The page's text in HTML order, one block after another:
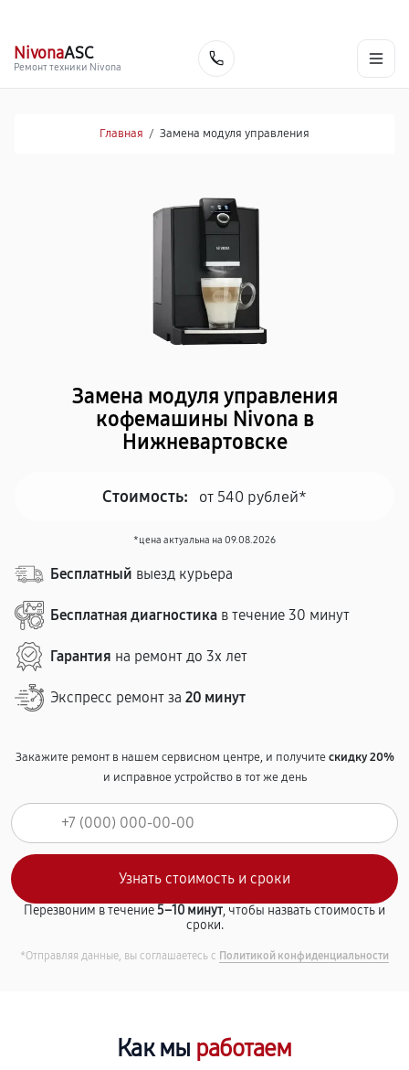
NivonaASC
Ремонт техники Nivona
Главная / Замена модуля управления
Замена модуля управления
кофемашины Nivona в
Нижневартовске
Стоимость: от 540 рублей*
*цена актуальна на 09.08.2026
Бесплатный выезд курьера
Бесплатная диагностика в течение 30 минут
Гарантия на ремонт до 3х лет
Экспресс ремонт за 20 минут
Закажите ремонт в нашем сервисном центре, и получитескидку 20%
и исправное устройство в тот же день
Перезвоним в течение5–10 минут, чтобы назвать стоимость и
сроки.
*Отправляя данные, вы соглашаетесь с Политикой конфиденциальности
Как мы работаем